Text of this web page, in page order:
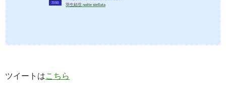
羽生結弦 notte stellata
ツイートはこちら